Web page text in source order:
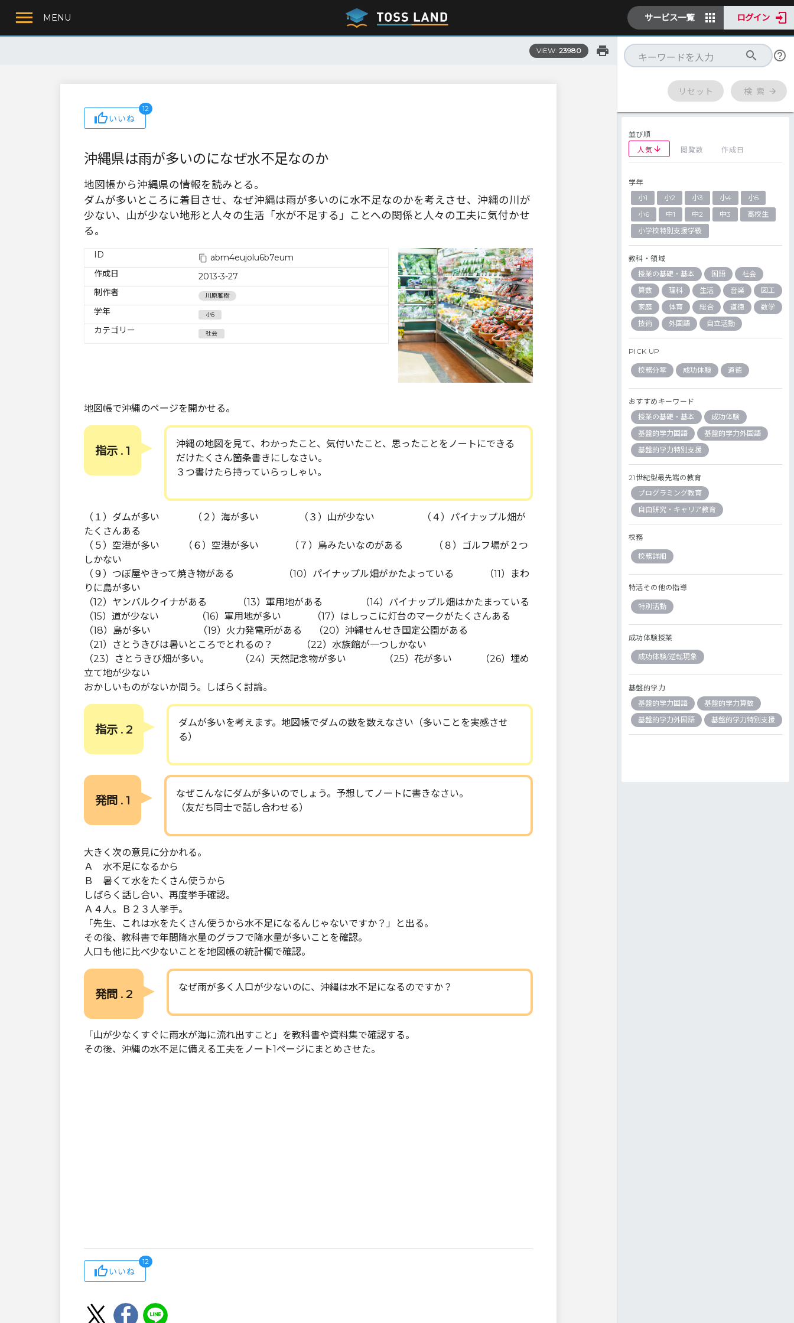
MENU サービス一覧 ログイン
VIEW: 23980
いいね
12
沖縄県は雨が多いのになぜ水不足なのか
地図帳から沖縄県の情報を読みとる。
ダムが多いところに着目させ、なぜ沖縄は雨が多いのに水不足なのかを考えさせ、沖縄の川が
少ない、山が少ない地形と人々の生活「水が不足する」ことへの関係と人々の工夫に気付かせ
る。
ID
abm4eujolu6b7eum
作成日
2013-3-27
制作者
川原雅樹
学年 小5
カテゴリー 社会
地図帳で沖縄のページを開かせる。
指示 . 1
沖縄の地図を見て、わかったこと、気付いたこと、思ったことをノートにできる
だけたくさん箇条書きにしなさい。
３つ書けたら持っていらっしゃい。
（１）ダムが多い （２）海が多い （３）山が少ない （４）パイナップル畑が
たくさんある
（５）空港が多い （６）空港が多い （７）鳥みたいなのがある （８）ゴルフ場が２つ
しかない
（９）つぼ屋やきって焼き物がある （10）パイナップル畑がかたよっている （11）まわ
りに島が多い
（12）ヤンバルクイナがある （13）軍用地がある （14）パイナップル畑はかたまっている
（15）道が少ない （16）軍用地が多い （17）はしっこに灯台のマークがたくさんある
（18）島が多い （19）火力発電所がある （20）沖縄せんせき国定公園がある
（21）さとうきびは暑いところでとれるの？ （22）水族館が一つしかない
（23）さとうきび畑が多い。 （24）天然記念物が多い （25）花が多い （26）埋め
立て地が少ない
おかしいものがないか問う。しばらく討論。
指示 . 2
ダムが多いを考えます。地図帳でダムの数を数えなさい（多いことを実感させ
る）
発問 . 1
なぜこんなにダムが多いのでしょう。予想してノートに書きなさい。
（友だち同士で話し合わせる）
大きく次の意見に分かれる。
Ａ 水不足になるから
Ｂ 暑くて水をたくさん使うから
しばらく話し合い、再度挙手確認。
Ａ４人。Ｂ２３人挙手。
「先生、これは水をたくさん使うから水不足になるんじゃないですか？」と出る。
その後、教科書で年間降水量のグラフで降水量が多いことを確認。
人口も他に比べ少ないことを地図帳の統計欄で確認。
発問 . 2 なぜ雨が多く人口が少ないのに、沖縄は水不足になるのですか？
「山が少なくすぐに雨水が海に流れ出すこと」を教科書や資料集で確認する。
その後、沖縄の水不足に備える工夫をノート1ページにまとめさせた。
いいね
12
リセット 検 索
並び順
人気
閲覧数 作成日
学年
小1
小2 小3 小4
小5
小6
中1 中2 中3
高校生
小学校特別支援学級
教科・領域
授業の基礎・基本
国語
社会
算数
理科 生活 音楽
図工
家庭
体育 総合 道徳
数学
技術
外国語 自立活動
PICK UP
校務分掌 成功体験 道徳
おすすめキーワード
授業の基礎・基本
成功体験
基盤的学力国語
基盤的学力外国語
基盤的学力特別支援
21世紀型最先端の教育
プログラミング教育
自由研究・キャリア教育
校務
校務詳細
特活その他の指導
特別活動
成功体験授業
成功体験/逆転現象
基盤的学力
基盤的学力国語
基盤的学力算数
基盤的学力外国語
基盤的学力特別支援